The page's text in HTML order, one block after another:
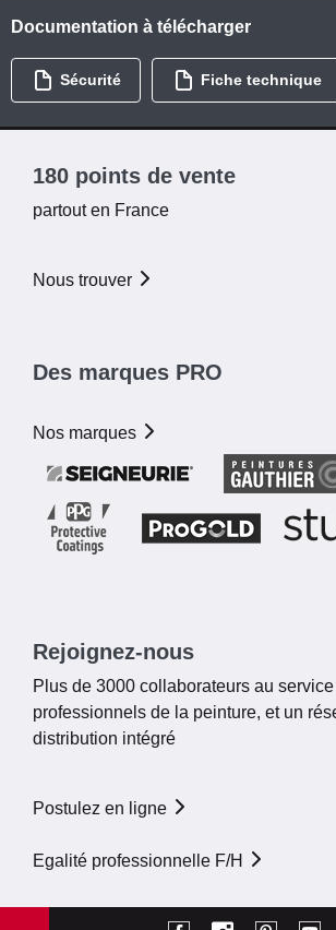
Documentation à télécharger
Sécurité Fiche technique
180 points de vente
partout en France
Nous trouver
Des marques PRO
Nos marques
Rejoignez-nous
Plus de 3000 collaborateurs au
professionnels de la peinture, et un
distribution intégré
Postulez en ligne
Egalité professionnelle F/H